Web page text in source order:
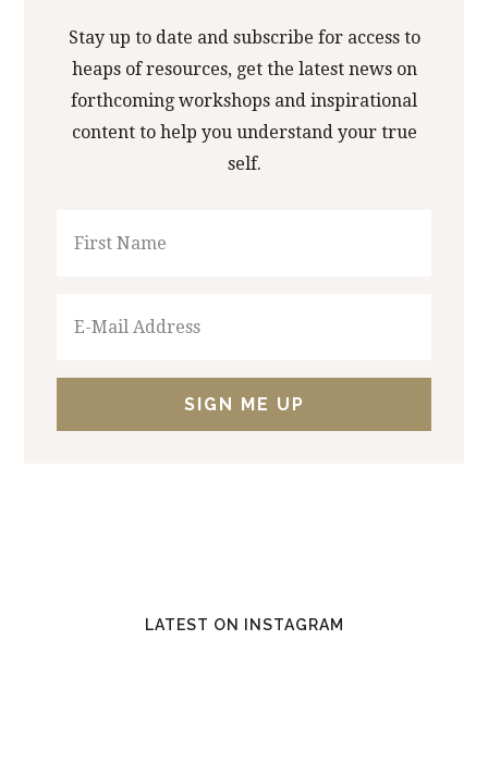
Stay up to date and subscribe for access to
heaps of resources, get the latest news on
forthcoming workshops and inspirational
content to help you understand your true
self.
LATEST ON INSTAGRAM